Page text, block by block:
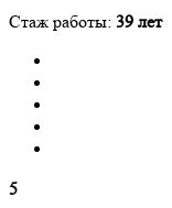
Стаж работы: 39 лет
5